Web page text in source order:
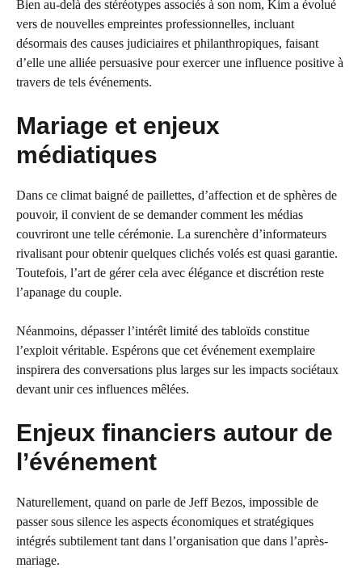
Bien au-delà des stéréotypes associés à son nom, Kim a évolué
vers de nouvelles empreintes professionnelles, incluant
désormais des causes judiciaires et philanthropiques, faisant
d’elle une alliée persuasive pour exercer une influence positive à
travers de tels événements.
Mariage et enjeux
médiatiques
Dans ce climat baigné de paillettes, d’affection et de sphères de
pouvoir, il convient de se demander comment les médias
couvriront une telle cérémonie. La surenchère d’informateurs
rivalisant pour obtenir quelques clichés volés est quasi garantie.
Toutefois, l’art de gérer cela avec élégance et discrétion reste
l’apanage du couple.
Néanmoins, dépasser l’intérêt limité des tabloïds constitue
l’exploit véritable. Espérons que cet événement exemplaire
inspirera des conversations plus larges sur les impacts sociétaux
devant unir ces influences mêlées.
Enjeux financiers autour de
l’événement
Naturellement, quand on parle de Jeff Bezos, impossible de
passer sous silence les aspects économiques et stratégiques
intégrés subtilement tant dans l’organisation que dans l’après-
mariage.